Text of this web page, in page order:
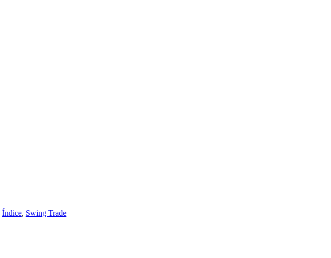
Índice, Swing Trade